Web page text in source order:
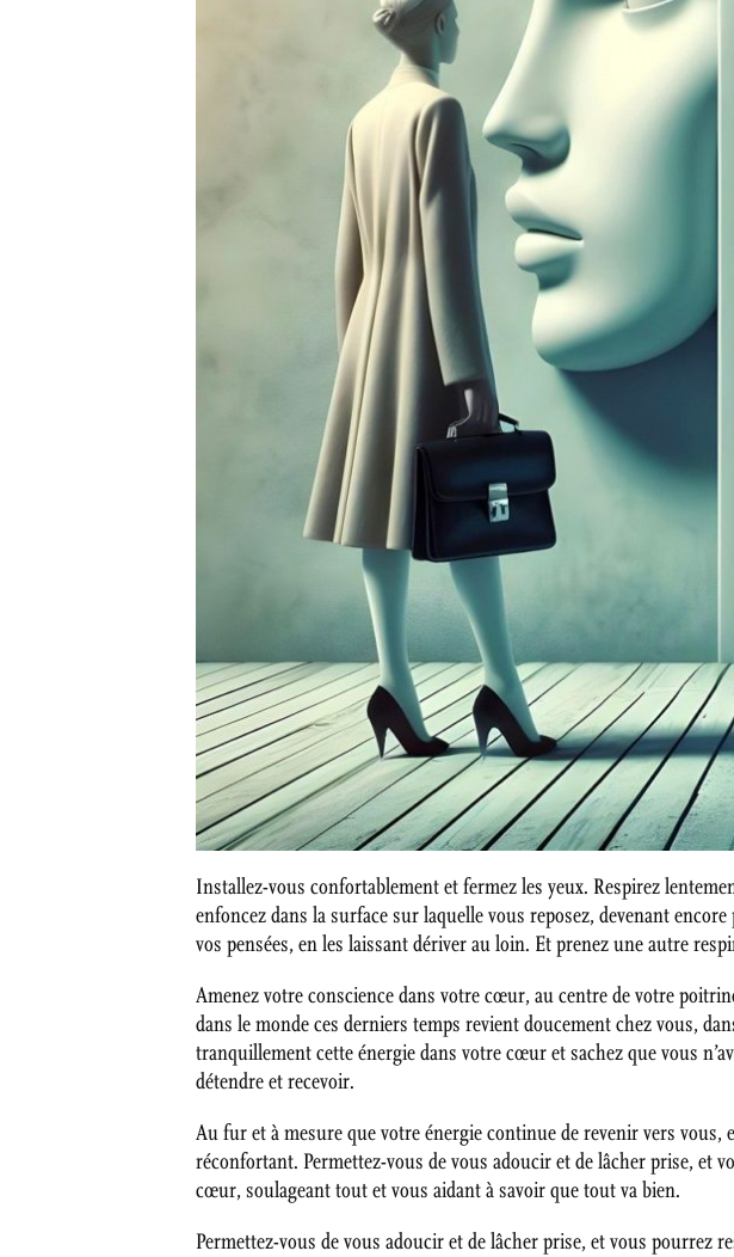
Installez-vous confortablement et fermez les yeux. Respirez
enfoncez dans la surface sur laquelle vous reposez, devenant
vos pensées, en les laissant dériver au loin. Et prenez une autre
Amenez votre conscience dans votre cœur, au centre de votre
dans le monde ces derniers temps revient doucement chez vous,
tranquillement cette énergie dans votre cœur et sachez que vous
détendre et recevoir.
Au fur et à mesure que votre énergie continue de revenir vers vous,
réconfortant. Permettez-vous de vous adoucir et de lâcher prise, et
cœur, soulageant tout et vous aidant à savoir que tout va bien.
Permettez-vous de vous adoucir et de lâcher prise, et vous pourrez